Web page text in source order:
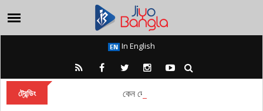
In English
ট্রেন্ডিং কেন দেবী দুর্গা বারাণসীতে চিরকাল অধিষ্ঠান